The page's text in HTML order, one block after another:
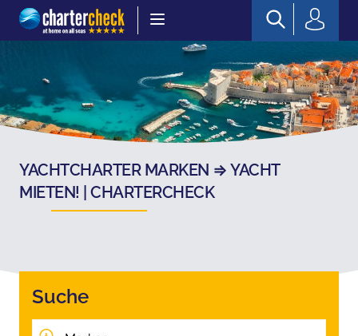
Chartercheck
YACHTCHARTER MARKEN ⇒ YACHT
MIETEN! | CHARTERCHECK
Suche